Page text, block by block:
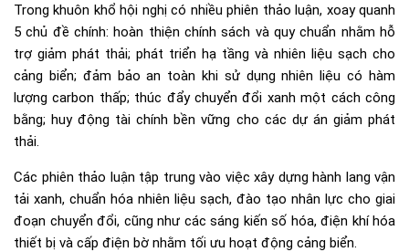
Trong khuôn khổ hội nghị có nhiều phiên thảo luận, xoay quanh
5 chủ đề chính: hoàn thiện chính sách và quy chuẩn nhằm hỗ
trợ giảm phát thải; phát triển hạ tầng và nhiên liệu sạch cho
cảng biển; đảm bảo an toàn khi sử dụng nhiên liệu có hàm
lượng carbon thấp; thúc đẩy chuyển đổi xanh một cách công
bằng; huy động tài chính bền vững cho các dự án giảm phát
thải.
Các phiên thảo luận tập trung vào việc xây dựng hành lang vận
tải xanh, chuẩn hóa nhiên liệu sạch, đào tạo nhân lực cho giai
đoạn chuyển đổi, cũng như các sáng kiến số hóa, điện khí hóa
thiết bị và cấp điện bờ nhằm tối ưu hoạt động cảng biển.